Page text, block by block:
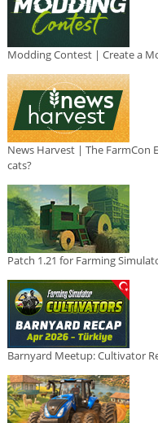
Modding Contest | Create a
News Harvest | The FarmCon
cats?
Patch 1.21 for Farming
Barnyard Meetup: Cultivator